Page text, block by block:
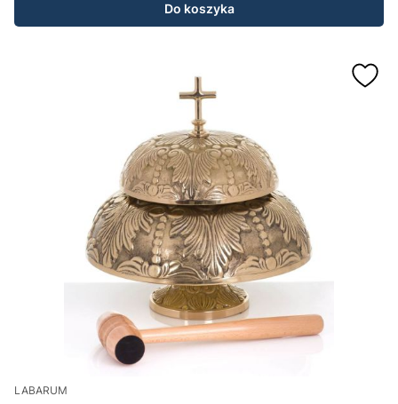
Do koszyka
LABARUM